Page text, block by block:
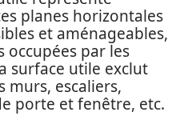
planes horizontales
et aménageables,
occupées par les
surface utile exclut
murs, escaliers,
porte et fenêtre, etc.